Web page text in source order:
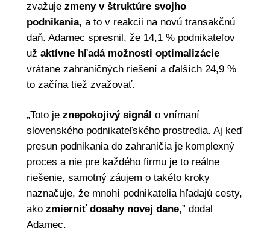
zvažuje zmeny v štruktúre svojho
podnikania, a to v reakcii na novú transakčnú
daň. Adamec spresnil, že 14,1 % podnikateľov
už aktívne hľadá možnosti optimalizácie
vrátane zahraničných riešení a ďalších 24,9 %
to začína tiež zvažovať.
„Toto je znepokojivý signál o vnímaní
slovenského podnikateľského prostredia. Aj keď
presun podnikania do zahraničia je komplexný
proces a nie pre každého firmu je to reálne
riešenie, samotný záujem o takéto kroky
naznačuje, že mnohí podnikatelia hľadajú cesty,
ako zmierniť dosahy novej dane,” dodal
Adamec.